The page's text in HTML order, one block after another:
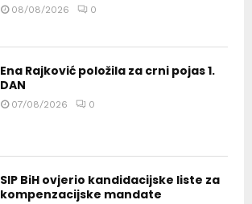
08/08/2026 0
Ena Rajković položila za crni pojas 1.
DAN
07/08/2026 0
SIP BiH ovjerio kandidacijske liste za
kompenzacijske mandate